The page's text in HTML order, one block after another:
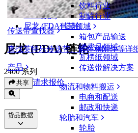
传送带查找器
查找英特乐传送带、部件和附件等详
产品
饮料行业
制罐行业
包装领域
箱包产品输送
消费品领域
瓦楞纸领域
传送带解决方案
物流和物料搬运
电商和配送
邮政和快递
轮胎和汽车
轮胎
模塑传送带
2400 系列
尼龙 (FDA) 链轮
尼龙 (FDA) 链轮
2400 系列
共享 请求报价
货品数据